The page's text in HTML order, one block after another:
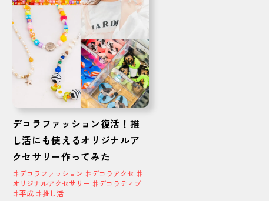
デコラファッション復活！推
し活にも使えるオリジナルア
クセサリー作ってみた
♯デコラファッション ♯デコラアクセ ♯
オリジナルアクセサリー ♯デコラティブ
♯平成 ♯推し活